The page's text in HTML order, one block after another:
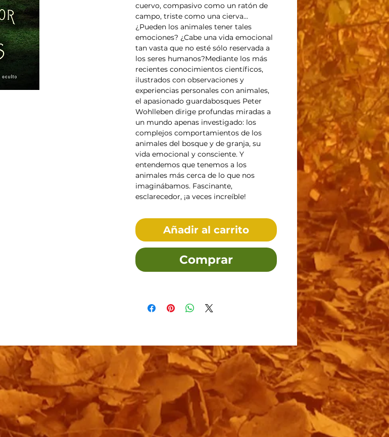
cuervo, compasivo como un ratón de
campo, triste como una cierva...
¿Pueden los animales tener tales
emociones? ¿Cabe una vida emocional
tan vasta que no esté sólo reservada a
los seres humanos?Mediante los más
recientes conocimientos científicos,
ilustrados con observaciones y
experiencias personales con animales,
el apasionado guardabosques Peter
Wohlleben dirige profundas miradas a
un mundo apenas investigado: los
complejos comportamientos de los
animales del bosque y de granja, su
vida emocional y consciente. Y
entendemos que tenemos a los
animales más cerca de lo que nos
imaginábamos. Fascinante,
esclarecedor, ¡a veces increíble!
Añadir al carrito
Comprar